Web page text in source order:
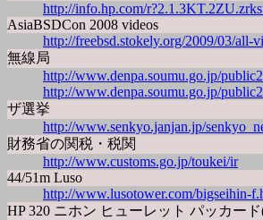
http://info.hp.com/
AsiaBSDCon 2008 videos
http://freebsd.stokely.org/2009/03/all-
無線局
http://www.denpa.soumu.go.jp/
http://www.denpa.soumu.go.jp/
ザ選挙
http://www.senkyo.janjan.jp/
財務省の関税・税関
http://www.customs.go.jp/toukei/ir
44/51m Luso
http://www.lusotower.com/bigseihin-
HP 320 ニホン ヒューレット パッカード